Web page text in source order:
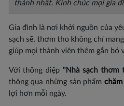
thành nhất. Kính chúc mọi gia
Gia đình là nơi khởi nguồn của
sạch sẽ, thơm tho không chỉ
giúp mọi thành viên thêm gắn bó
Với thông điệp "Nhà sạch thơm
thông qua những sản phẩm
lợi hơn mỗi ngày.